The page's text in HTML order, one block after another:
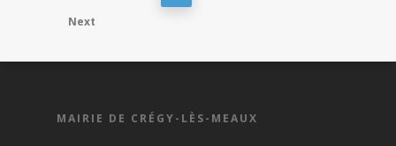
Next
MAIRIE DE CRÉGY-LÈS-MEAUX